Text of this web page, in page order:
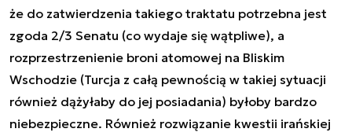
że do zatwierdzenia takiego traktatu potrzebna jest
zgoda 2/3 Senatu (co wydaje się wątpliwe), a
rozprzestrzenienie broni atomowej na Bliskim
Wschodzie (Turcja z całą pewnością w takiej sytuacji
również dążyłaby do jej posiadania) byłoby bardzo
niebezpieczne. Również rozwiązanie kwestii irańskiej